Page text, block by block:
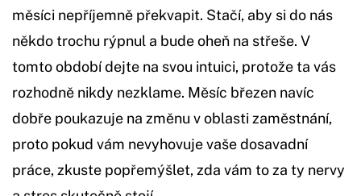
měsíci nepříjemně překvapit. Stačí, aby si do nás
někdo trochu rýpnul a bude oheň na střeše. V
tomto období dejte na svou intuici, protože ta vás
rozhodně nikdy nezklame. Měsíc březen navíc
dobře poukazuje na změnu v oblasti zaměstnání,
proto pokud vám nevyhovuje vaše dosavadní
práce, zkuste popřemýšlet, zda vám to za ty nervy